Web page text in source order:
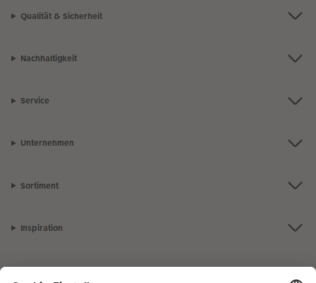
Qualität & Sicherheit
Nachhaltigkeit
Service
Unternehmen
Sortiment
Inspiration